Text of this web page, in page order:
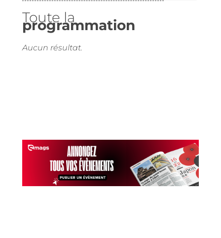
Toute la
programmation
Aucun résultat.